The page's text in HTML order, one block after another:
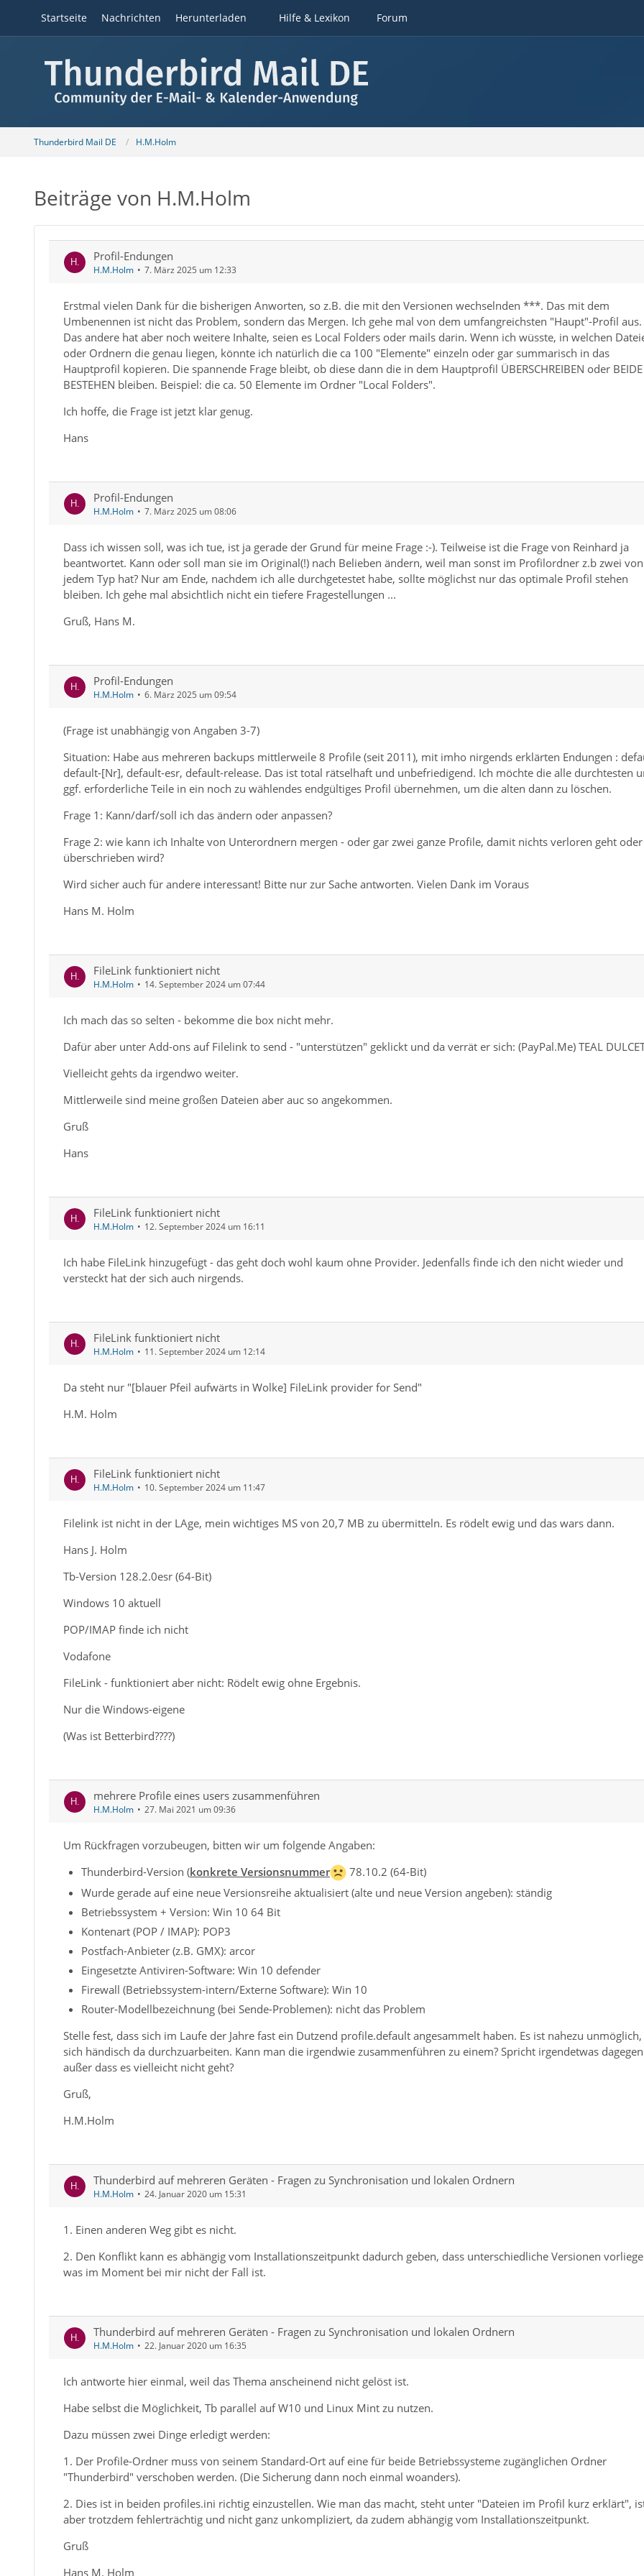
Startseite Nachrichten Herunterladen Hilfe & Lexikon Forum
Thunderbird Mail DE H.M.Holm
Beiträge von H.M.Holm
Profil-Endungen
H.M.Holm 7. März 2025 um 12:33
Erstmal vielen Dank für die bisherigen Anworten, so z.B. die mit den Versionen wechselnden ***. Das mit dem
Umbenennen ist nicht das Problem, sondern das Mergen. Ich gehe mal von dem umfangreichsten "Haupt"-Profil aus.
Das andere hat aber noch weitere Inhalte, seien es Local Folders oder mails darin. Wenn ich wüsste, in welchen
oder Ordnern die genau liegen, könnte ich natürlich die ca 100 "Elemente" einzeln oder gar summarisch in das
Hauptprofil kopieren. Die spannende Frage bleibt, ob diese dann die in dem Hauptprofil ÜBERSCHREIBEN oder BEIDE
BESTEHEN bleiben. Beispiel: die ca. 50 Elemente im Ordner "Local Folders".
Ich hoffe, die Frage ist jetzt klar genug.
Hans
Profil-Endungen
H.M.Holm 7. März 2025 um 08:06
Dass ich wissen soll, was ich tue, ist ja gerade der Grund für meine Frage :-). Teilweise ist die Frage von Reinhard ja
beantwortet. Kann oder soll man sie im Original(!) nach Belieben ändern, weil man sonst im Profilordner z.b zwei von
jedem Typ hat? Nur am Ende, nachdem ich alle durchgetestet habe, sollte möglichst nur das optimale Profil stehen
bleiben. Ich gehe mal absichtlich nicht ein tiefere Fragestellungen ...
Gruß, Hans M.
Profil-Endungen
H.M.Holm 6. März 2025 um 09:54
(Frage ist unabhängig von Angaben 3-7)
Situation: Habe aus mehreren backups mittlerweile 8 Profile (seit 2011), mit imho nirgends erklärten Endungen :
default-[Nr], default-esr, default-release. Das ist total rätselhaft und unbefriedigend. Ich möchte die alle durchtesten
ggf. erforderliche Teile in ein noch zu wählendes endgültiges Profil übernehmen, um die alten dann zu löschen.
Frage 1: Kann/darf/soll ich das ändern oder anpassen?
Frage 2: wie kann ich Inhalte von Unterordnern mergen - oder gar zwei ganze Profile, damit nichts verloren geht oder
überschrieben wird?
Wird sicher auch für andere interessant! Bitte nur zur Sache antworten. Vielen Dank im Voraus
Hans M. Holm
FileLink funktioniert nicht
H.M.Holm 14. September 2024 um 07:44
Ich mach das so selten - bekomme die box nicht mehr.
Dafür aber unter Add-ons auf Filelink to send - "unterstützen" geklickt und da verrät er sich: (PayPal.Me) TEAL
Vielleicht gehts da irgendwo weiter.
Mittlerweile sind meine großen Dateien aber auc so angekommen.
Gruß
Hans
FileLink funktioniert nicht
H.M.Holm 12. September 2024 um 16:11
Ich habe FileLink hinzugefügt - das geht doch wohl kaum ohne Provider. Jedenfalls finde ich den nicht wieder und
versteckt hat der sich auch nirgends.
FileLink funktioniert nicht
H.M.Holm 11. September 2024 um 12:14
Da steht nur "[blauer Pfeil aufwärts in Wolke] FileLink provider for Send"
H.M. Holm
FileLink funktioniert nicht
H.M.Holm 10. September 2024 um 11:47
Filelink ist nicht in der LAge, mein wichtiges MS von 20,7 MB zu übermitteln. Es rödelt ewig und das wars dann.
Hans J. Holm
Tb-Version 128.2.0esr (64-Bit)
Windows 10 aktuell
POP/IMAP finde ich nicht
Vodafone
FileLink - funktioniert aber nicht: Rödelt ewig ohne Ergebnis.
Nur die Windows-eigene
(Was ist Betterbird????)
mehrere Profile eines users zusammenführen
H.M.Holm 27. Mai 2021 um 09:36
Um Rückfragen vorzubeugen, bitten wir um folgende Angaben:
Thunderbird-Version (konkrete Versionsnummer
78.10.2 (64-Bit)
Wurde gerade auf eine neue Versionsreihe aktualisiert (alte und neue Version angeben): ständig
Betriebssystem + Version: Win 10 64 Bit
Kontenart (POP / IMAP): POP3
Postfach-Anbieter (z.B. GMX): arcor
Eingesetzte Antiviren-Software: Win 10 defender
Firewall (Betriebssystem-intern/Externe Software): Win 10
Router-Modellbezeichnung (bei Sende-Problemen): nicht das Problem
Stelle fest, dass sich im Laufe der Jahre fast ein Dutzend profile.default angesammelt haben. Es ist nahezu unmöglich,
sich händisch da durchzuarbeiten. Kann man die irgendwie zusammenführen zu einem? Spricht irgendetwas dagegen
außer dass es vielleicht nicht geht?
Gruß,
H.M.Holm
Thunderbird auf mehreren Geräten - Fragen zu Synchronisation und lokalen Ordnern
H.M.Holm 24. Januar 2020 um 15:31
1. Einen anderen Weg gibt es nicht.
2. Den Konflikt kann es abhängig vom Installationszeitpunkt dadurch geben, dass unterschiedliche Versionen
was im Moment bei mir nicht der Fall ist.
Thunderbird auf mehreren Geräten - Fragen zu Synchronisation und lokalen Ordnern
H.M.Holm 22. Januar 2020 um 16:35
Ich antworte hier einmal, weil das Thema anscheinend nicht gelöst ist.
Habe selbst die Möglichkeit, Tb parallel auf W10 und Linux Mint zu nutzen.
Dazu müssen zwei Dinge erledigt werden:
1. Der Profile-Ordner muss von seinem Standard-Ort auf eine für beide Betriebssysteme zugänglichen Ordner
"Thunderbird" verschoben werden. (Die Sicherung dann noch einmal woanders).
2. Dies ist in beiden profiles.ini richtig einzustellen. Wie man das macht, steht unter "Dateien im Profil kurz erklärt",
aber trotzdem fehlerträchtig und nicht ganz unkompliziert, da zudem abhängig vom Installationszeitpunkt.
Gruß
Hans M. Holm